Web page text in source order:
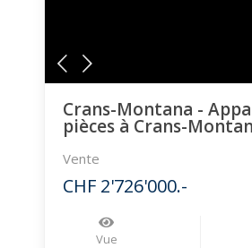
Crans-Montana -
pièces à Crans-
Vente
CHF 2'726'000.-
Vue